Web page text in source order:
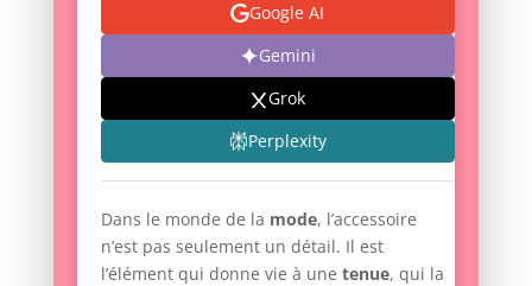
Google AI
Gemini
Grok
Perplexity
Dans le monde de la mode, l’accessoire
n’est pas seulement un détail. Il est
l’élément qui donne vie à une tenue, qui la